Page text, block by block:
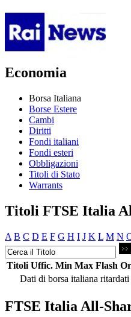
Economia
Borsa Italiana
Borse Estere
Cambi
Diritti
Fondi italiani
Fondi esteri
Obbligazioni
Titoli di Stato
Warrants
Titoli FTSE Italia
A B C D E F G H I J K L M N
Titoli Uffic. Min Max Flash
Dati di borsa italiana
FTSE Italia All-